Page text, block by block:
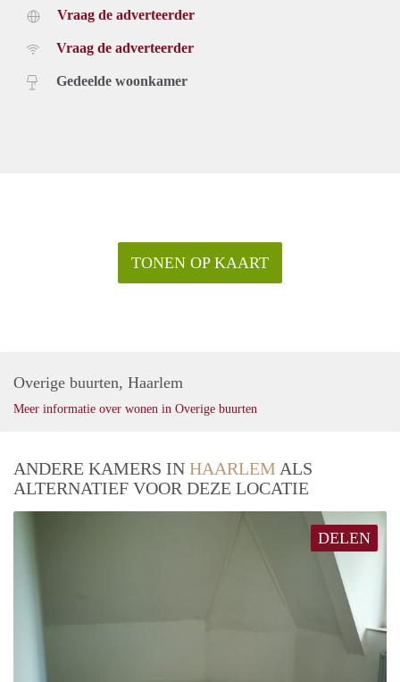
Vraag de adverteerder
Vraag de adverteerder
Gedeelde woonkamer
TONEN OP KAART
Overige buurten, Haarlem
Meer informatie over wonen in Overige buurten
ANDERE KAMERS IN HAARLEM ALS
ALTERNATIEF VOOR DEZE LOCATIE
DELEN